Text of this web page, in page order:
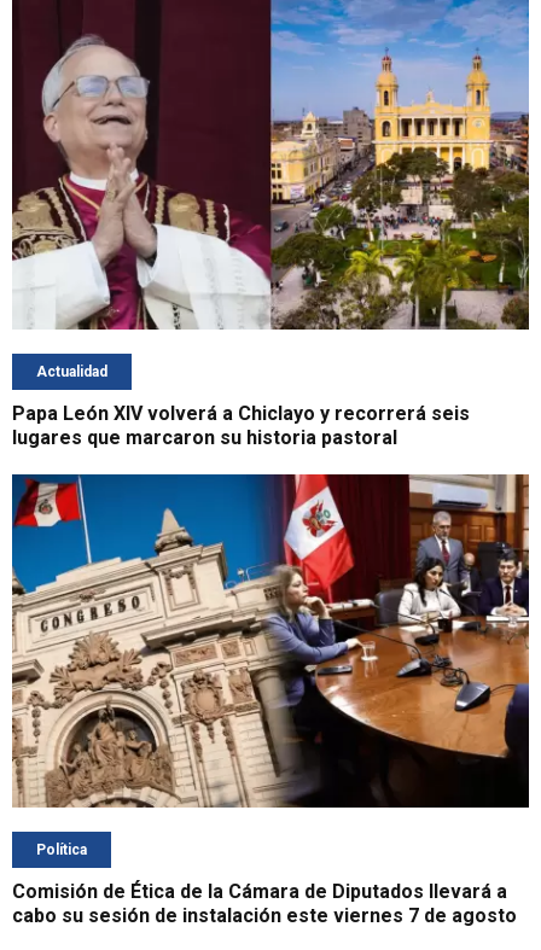
Actualidad
Papa León XIV volverá a Chiclayo y recorrerá seis
lugares que marcaron su historia pastoral
Política
Comisión de Ética de la Cámara de Diputados llevará a
cabo su sesión de instalación este viernes 7 de agosto